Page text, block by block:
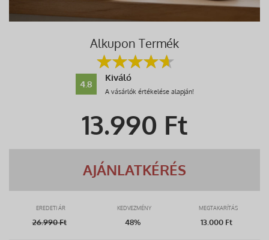
Alkupon Termék
4.8
Kiváló
A vásárlók értékelése alapján!
13.990 Ft
AJÁNLATKÉRÉS
EREDETI ÁR KEDVEZMÉNY MEGTAKARÍTÁS
26.990Ft 48% 13.000 Ft